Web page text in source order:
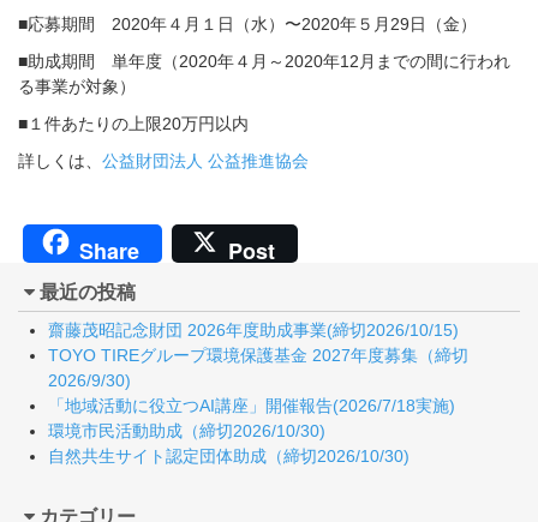
■応募期間 2020年４月１日（水）〜2020年５月29日（金）
■助成期間 単年度（2020年４月～2020年12月までの間に行われ
る事業が対象）
■１件あたりの上限20万円以内
詳しくは、 公益財団法人 公益推進協会
Share Post
最近の投稿
齋藤茂昭記念財団 2026年度助成事業(締切2026/10/15)
TOYO TIREグループ環境保護基金 2027年度募集（締切
2026/9/30)
「地域活動に役立つAI講座」開催報告(2026/7/18実施)
環境市民活動助成（締切2026/10/30)
自然共生サイト認定団体助成（締切2026/10/30)
カテゴリー